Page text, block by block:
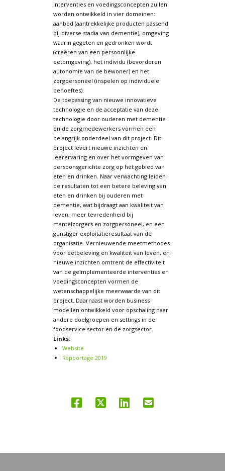
interventies en voedingsconcepten zullen
worden ontwikkeld in vier domeinen:
aanbod (aantrekkelijke producten passend
bij diverse stadia van dementie), omgeving
waarin gegeten en gedronken wordt
(creëren van een persoonlijke
eetomgeving), het individu (bevorderen
autonomie van de bewoner) en het
zorgpersoneel (inspelen op individuele
behoeftes).
De toepassing van nieuwe innovatieve
technologie en de acceptatie van deze
technologie door ouderen met dementie
en de zorgmedewerkers vormen een
belangrijk onderdeel van dit project. Dit
project levert nieuwe inzichten en
leerervaring en over het vormgeven van
persoonsgerichte zorg op het gebied van
eten en drinken. Naar verwachting leiden
de resultaten tot een betere beleving van
eten en drinken bij ouderen met
dementie, wat bijdraagt aan kwaliteit van
leven, meer tevredenheid bij
mantelzorgers en zorgpersoneel, en een
gunstiger exploitatieresultaat van de
organisatie. Vernieuwende meetmethodes
voor eetbeleving en kwaliteit van leven, en
nieuwe inzichten omtrent de effectiviteit
van de geïmplementeerde interventies en
voedingsconcepten vormen de
wetenschappelijke meerwaarde van dit
project. Daarnaast worden business
modellen ontwikkeld voor opschaling naar
andere doelgroepen en settings in de
foodservice sector en de zorgsector.
Links:
Website
Rapportage 2019